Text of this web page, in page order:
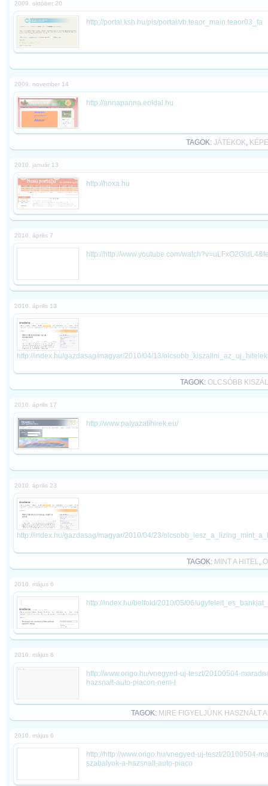
2009. október 20
http://portal.ksh.hu/pls/portal/vb.teaor_main.teaor03_fa
2009. november 14
http://annapanna.eoldal.hu
TAGOK: JÁTÉKOK,
2010. január 13
http://hoxa.hu
2010. április 7
http://http://www.youtube.com/
2010. április 13
http://index.hu/gazdasag/magyar/2010/04/13/
TAGOK: OLCSÓBB
2010. április 17
http://www.palyazatihirek.eu/
2010. április 23
http://index.hu/gazdasag/magyar/2010/04/23/
TAGOK: MINT A HITEL,
2010. május 6
http://index.hu/belfold/2010/05/06/
2010. május 6
http://www.origo.hu/vnegyed-uj-teszt/20100504-
hazsnalt-auto-piacon-nem-l
TAGOK: MIRE FIGYELJÜNK HASZNÁLT
2010. május 6
http://http://www.origo.hu/vnegyed-uj-teszt/20100504-
szabalyok-a-hazsnalt-auto-piaco